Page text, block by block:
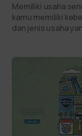
Memiliki usaha
kamu memiliki
dan jenis usaha